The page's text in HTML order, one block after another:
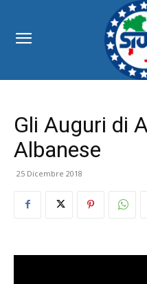
Gli Auguri di
Albanese
25 Dicembre 2018